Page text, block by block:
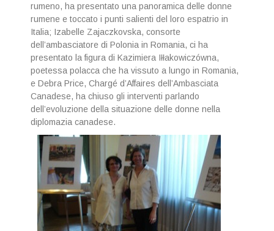
rumeno, ha presentato una panoramica delle donne
rumene e toccato i punti salienti del loro espatrio in
Italia; Izabelle Zajaczkovska, consorte
dell’ambasciatore di Polonia in Romania, ci ha
presentato la figura di Kazimiera Iłłakowiczówna,
poetessa polacca che ha vissuto a lungo in Romania,
e Debra Price, Chargé d’Affaires dell’Ambasciata
Canadese, ha chiuso gli interventi parlando
dell’evoluzione della situazione delle donne nella
diplomazia canadese.